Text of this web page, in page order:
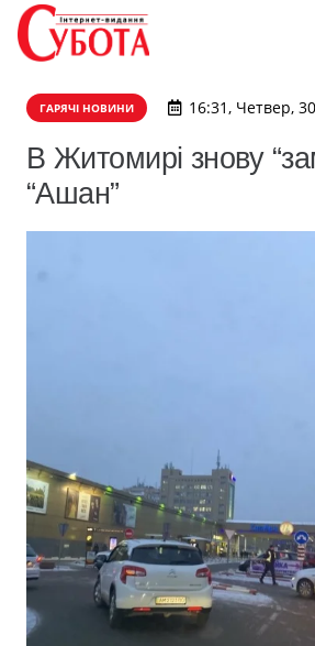
ГАРЯЧІ НОВИНИ 16:31, Четвер,
В Житомирі знову
“Ашан”